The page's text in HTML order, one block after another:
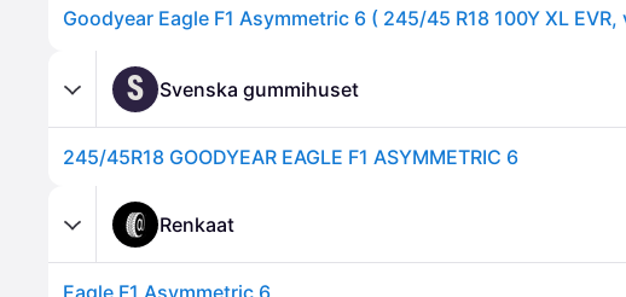
S Svenska gummihuset
245/45R18 GOODYEAR EAGLE F1 ASYMMETRIC 6
Renkaat
Eagle F1 Asymmetric 6